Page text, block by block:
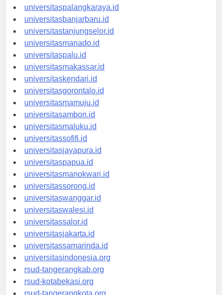
universitaspontianak.id
universitaspalangkaraya.id
universitasbanjarbaru.id
universitastanjungselor.id
universitasmanado.id
universitaspalu.id
universitasmakassar.id
universitaskendari.id
universitasgorontalo.id
universitasmamuju.id
universitasambon.id
universitasmaluku.id
universitassofifi.id
universitasjayapura.id
universitaspapua.id
universitasmanokwari.id
universitassorong.id
universitaswanggar.id
universitaswalesi.id
universitassalor.id
universitasjakarta.id
universitassamarinda.id
universitasindonesia.org
rsud-tangerangkab.org
rsud-kotabekasi.org